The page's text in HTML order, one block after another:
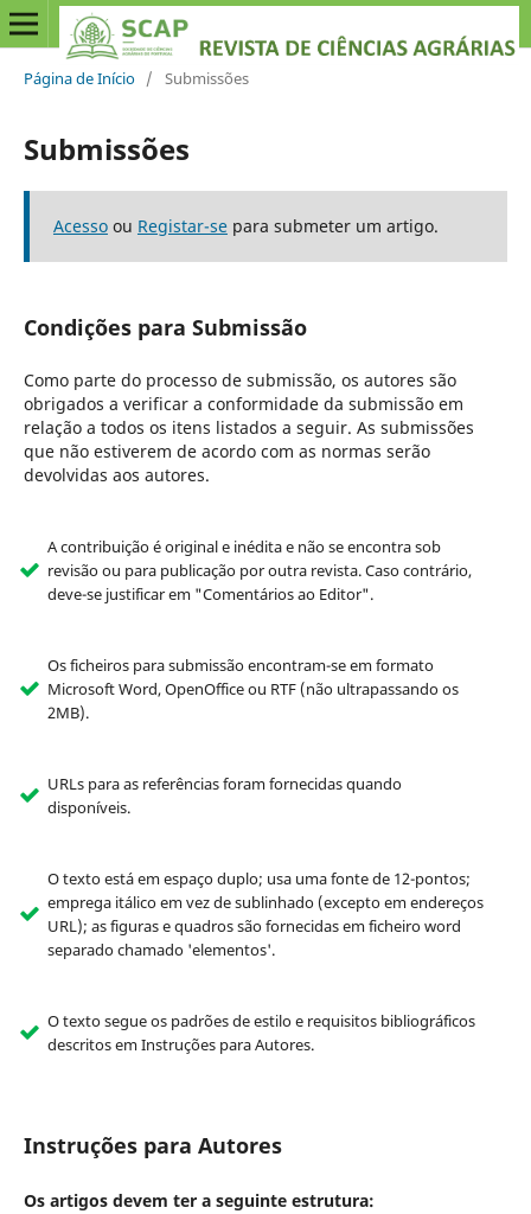
Página de Início / Submissões
Submissões
Acessoou Registar-separa submeter um artigo.
Condições para Submissão
Como parte do processo de submissão, os autores são
obrigados a verificar a conformidade da submissão em
relação a todos os itens listados a seguir. As submissões
que não estiverem de acordo com as normas serão
devolvidas aos autores.
A contribuição é original e inédita e não se encontra sob
revisão ou para publicação por outra revista. Caso contrário,
deve-se justificar em "Comentários ao Editor".
Os ficheiros para submissão encontram-se em formato
Microsoft Word, OpenOffice ou RTF (não ultrapassando os
2MB).
URLs para as referências foram fornecidas quando
disponíveis.
O texto está em espaço duplo; usa uma fonte de 12-pontos;
emprega itálico em vez de sublinhado (excepto em endereços
URL); as figuras e quadros são fornecidas em ficheiro word
separado chamado 'elementos'.
O texto segue os padrões de estilo e requisitos bibliográficos
descritos em Instruções para Autores.
Instruções para Autores
Os artigos devem ter a seguinte estrutura: